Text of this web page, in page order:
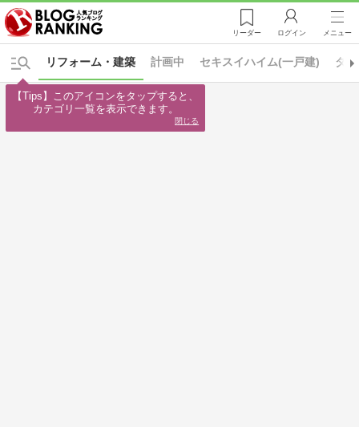
リーダー ログイン メニュー
計画中 セキスイハイム(一戸建) タ
リフォーム・建築
【Tips】このアイコンをタップすると、
カテゴリ一覧を表示できます。
閉じる